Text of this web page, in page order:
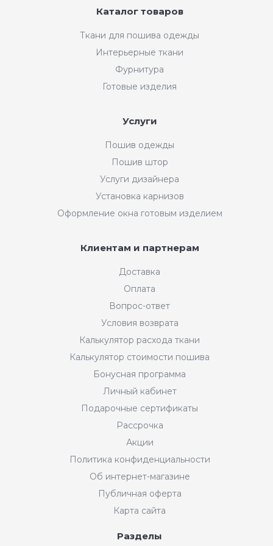
Каталог товаров
Ткани для пошива одежды
Интерьерные ткани
Фурнитура
Готовые изделия
Услуги
Пошив одежды
Пошив штор
Услуги дизайнера
Установка карнизов
Оформление окна готовым изделием
Клиентам и партнерам
Доставка
Оплата
Вопрос-ответ
Условия возврата
Калькулятор расхода ткани
Калькулятор стоимости пошива
Бонусная программа
Личный кабинет
Подарочные сертификаты
Рассрочка
Акции
Политика конфиденциальности
Об интернет-магазине
Публичная оферта
Карта сайта
Разделы